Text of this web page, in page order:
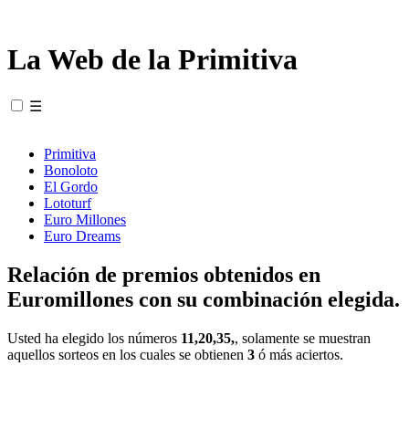
La Web de la Primitiva
☰
Primitiva
Bonoloto
El Gordo
Lototurf
Euro Millones
Euro Dreams
Relación de premios obtenidos en
Euromillones con su combinación elegida.
Usted ha elegido los números 11,20,35,, solamente se muestran
aquellos sorteos en los cuales se obtienen 3 ó más aciertos.